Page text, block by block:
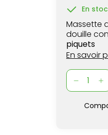
En
Massette
douille
piquets
En savoir